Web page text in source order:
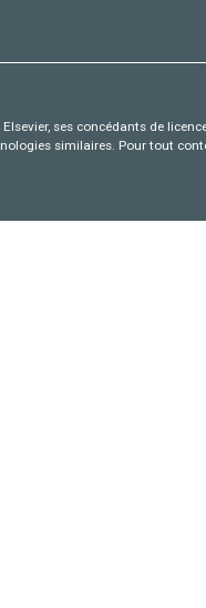
ses concédants de
similaires. Pour tout